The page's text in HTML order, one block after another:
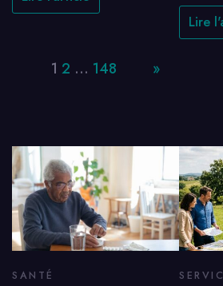
Lire
1 2 … 148 »
SANTÉ